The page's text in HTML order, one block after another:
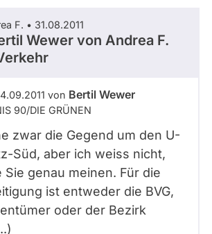
F. • 31.08.2011
Wewer von Andrea F.
von Bertil Wewer
90/­DIE GRÜNEN
zwar die Gegend um den U-
Süd, aber ich weiss nicht,
Sie genau meinen. Für die
ist entweder die BVG,
oder der Bezirk